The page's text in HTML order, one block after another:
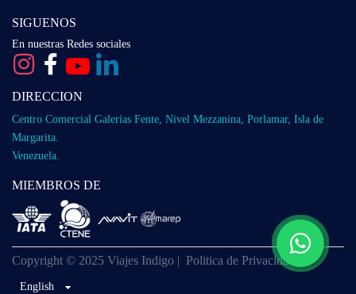
SIGUENOS
En nuestras Redes sociales
DIRECCION
Centro Comercial Galerías Fente, Nivel Mezzanina, Porlamar, Isla de
Margarita.
Venezuela.
MIEMBROS DE
Copyright © 2025 Viajes Indigo | Politica de Privacidad
English